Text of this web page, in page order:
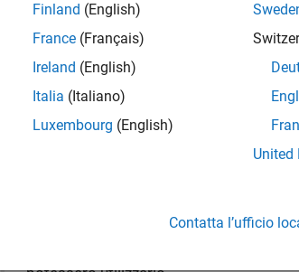
Con MATLAB e Simulink, è possibile
ottimizzare il comportamento di carichi
energetica ad anello chiuso e di controllo
per l’IA e celle a combustibile.
configurazione di sistema di un banco
Finland (English)
France (Français)
Ireland (English)
Italia (Italiano)
Luxembourg (English)
United
Contatta l’ufficio